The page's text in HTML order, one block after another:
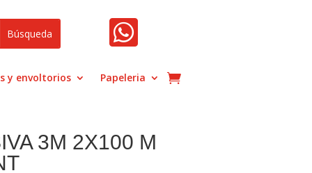

y envoltorios Papeleria
3M 2X100 M